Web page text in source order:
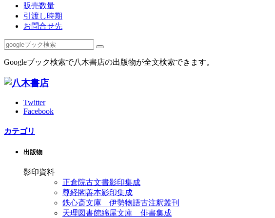
販売数量
引渡し時期
お問合せ先
Googleブック検索で八木書店の出版物が全文検索できます。
Twitter
Facebook
カテゴリ
出版物
影印資料
正倉院古文書影印集成
尊経閣善本影印集成
鉄心斎文庫 伊勢物語古注釈叢刊
天理図書館綿屋文庫 俳書集成